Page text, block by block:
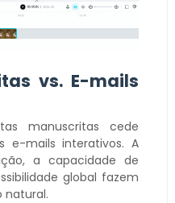
vs. E-mails
manuscritas cede
e-mails interativos. A
a capacidade de
global fazem
natural.